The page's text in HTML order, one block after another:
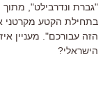
"גברת ונדרבילט",
בתחילת הקטע מקרטני
הזה עבורכם". מעניין
הישראלי?